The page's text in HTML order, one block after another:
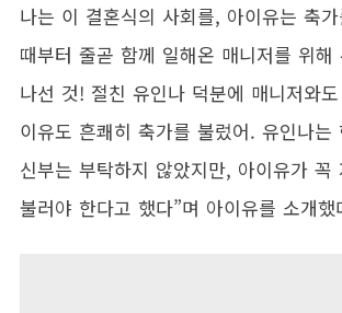
나는 이 결혼식의 사회를, 아이유는 축
때부터 줄곧 함께 일해온 매니저를 위해
나선 것! 절친 유인나 덕분에 매니저와
이유도 흔쾌히 축가를 불렀어. 유인나는
신부는 부탁하지 않았지만, 아이유가 꼭
불러야 한다고 했다”며 아이유를 소개했